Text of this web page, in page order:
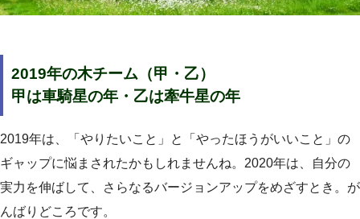
2019年の木チーム（甲・乙）
甲は車騎星の年・乙は牽牛星の年
2019年は、「やりたいこと」と「やったほうがいいこと」の
ギャップに悩まされたかもしれませんね。2020年は、自分の
実力を伸ばして、さらなるバージョンアップをめざすとき。が
んばりどころです。